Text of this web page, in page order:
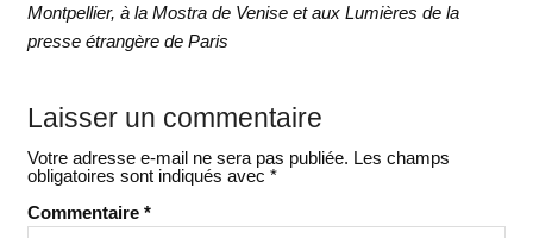
Montpellier, à la Mostra de Venise et aux Lumières de la
presse étrangère de Paris
Laisser un commentaire
Votre adresse e-mail ne sera pas publiée. Les champs
obligatoires sont indiqués avec *
Commentaire *